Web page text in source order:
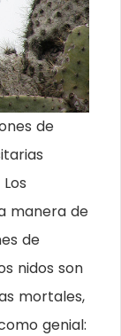
de
manera de
de
nidos son
mortales,
genial: